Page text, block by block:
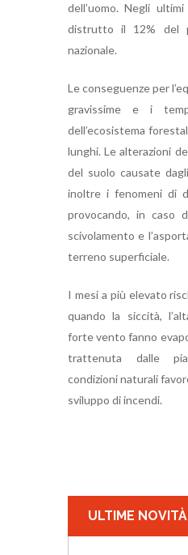
dell’uomo. Negli
distrutto il 12% del
nazionale.
Le conseguenze per
gravissime e i
dell’ecosistema
lunghi. Le alterazioni
del suolo causate
inoltre i fenomeni di
provocando, in caso
scivolamento e
terreno superficiale.
I mesi a più elevato
quando la siccità,
forte vento fanno
trattenuta dalle
condizioni naturali
sviluppo di incendi.
ULTIME NOVITÀ